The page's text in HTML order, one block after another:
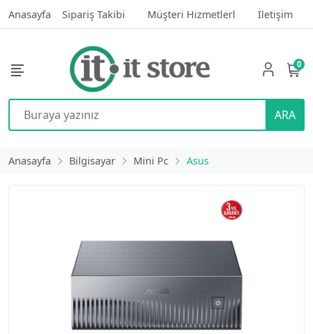
Anasayfa Sipariş Takibi Müşteri Hizmetlerl İletişim
ARA
0
Anasayfa Bilgisayar Mini Pc Asus